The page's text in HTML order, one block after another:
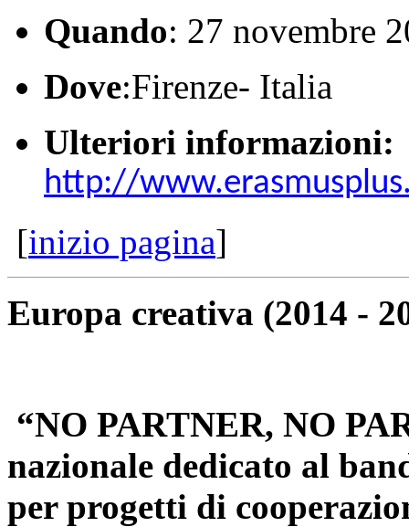
Quando: 27 novembre
Dove:Firenze- Italia
Ulteriori informazioni:
http://
[inizio pagina]
Europa creativa (2014 -
“NO PARTNER, NO
nazionale dedicato al
per progetti di